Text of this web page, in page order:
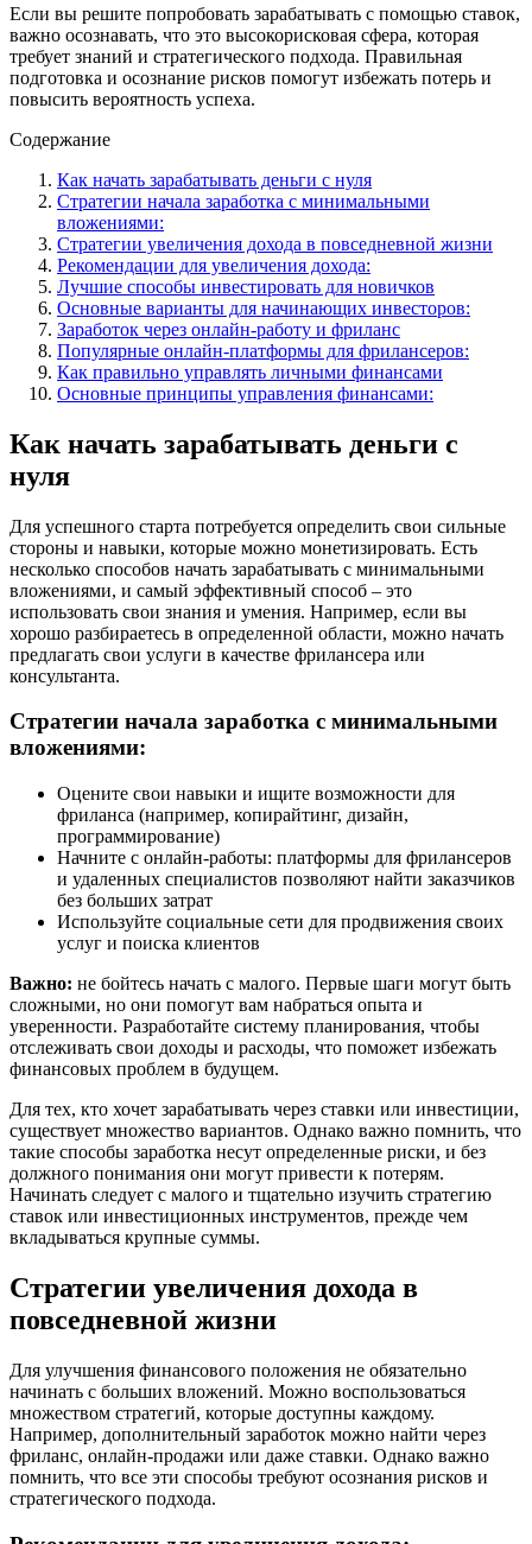
Если вы решите попробовать зарабатывать с помощью ставок,
важно осознавать, что это высокорисковая сфера, которая
требует знаний и стратегического подхода. Правильная
подготовка и осознание рисков помогут избежать потерь и
повысить вероятность успеха.
Содержание
Как начать зарабатывать деньги с нуля
Стратегии начала заработка с минимальными
вложениями:
Стратегии увеличения дохода в повседневной жизни
Рекомендации для увеличения дохода:
Лучшие способы инвестировать для новичков
Основные варианты для начинающих инвесторов:
Заработок через онлайн-работу и фриланс
Популярные онлайн-платформы для фрилансеров:
Как правильно управлять личными финансами
Основные принципы управления финансами:
Как начать зарабатывать деньги с
нуля
Для успешного старта потребуется определить свои сильные
стороны и навыки, которые можно монетизировать. Есть
несколько способов начать зарабатывать с минимальными
вложениями, и самый эффективный способ – это
использовать свои знания и умения. Например, если вы
хорошо разбираетесь в определенной области, можно начать
предлагать свои услуги в качестве фрилансера или
консультанта.
Стратегии начала заработка с минимальными
вложениями:
Оцените свои навыки и ищите возможности для
фриланса (например, копирайтинг, дизайн,
программирование)
Начните с онлайн-работы: платформы для фрилансеров
и удаленных специалистов позволяют найти заказчиков
без больших затрат
Используйте социальные сети для продвижения своих
услуг и поиска клиентов
Важно: не бойтесь начать с малого. Первые шаги могут быть
сложными, но они помогут вам набраться опыта и
уверенности. Разработайте систему планирования, чтобы
отслеживать свои доходы и расходы, что поможет избежать
финансовых проблем в будущем.
Для тех, кто хочет зарабатывать через ставки или инвестиции,
существует множество вариантов. Однако важно помнить, что
такие способы заработка несут определенные риски, и без
должного понимания они могут привести к потерям.
Начинать следует с малого и тщательно изучить стратегию
ставок или инвестиционных инструментов, прежде чем
вкладываться крупные суммы.
Стратегии увеличения дохода в
повседневной жизни
Для улучшения финансового положения не обязательно
начинать с больших вложений. Можно воспользоваться
множеством стратегий, которые доступны каждому.
Например, дополнительный заработок можно найти через
фриланс, онлайн-продажи или даже ставки. Однако важно
помнить, что все эти способы требуют осознания рисков и
стратегического подхода.